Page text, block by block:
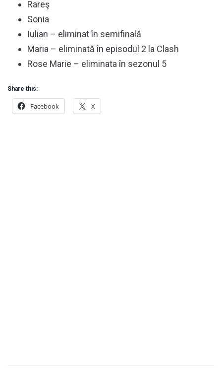
Rareş
Sonia
Iulian – eliminat în semifinală
Maria – eliminată în episodul 2 la Clash
Rose Marie – eliminata în sezonul 5
Share this:
Facebook X